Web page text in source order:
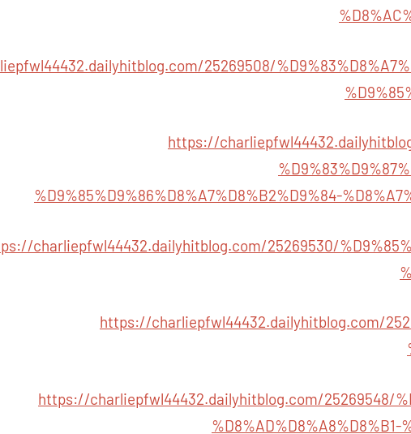
25269508/
https://
%D9%85%D9%86%D8%A7%D8%B2%D9%84-
charliepfwl44432.dailyhitblog.com/25269530/
https://charliepfwl44432.dailyhitblog.com/
https://charliepfwl44432.dailyhitblog.com/25269548/
%D8%AD%D8%A8%D8%B1-